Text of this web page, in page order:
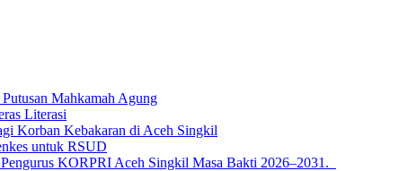
Mahkamah Agung
Literasi
Korban Kebakaran di Aceh Singkil
untuk RSUD
KORPRI Aceh Singkil Masa Bakti 2026–2031.